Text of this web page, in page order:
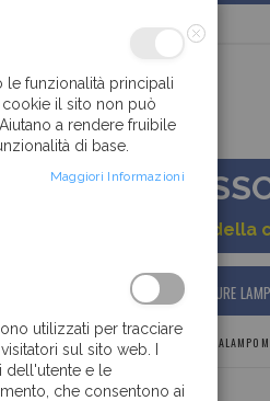
ED ESPERIENZA
Gentile cliente, a causa
ACCESSORI CHIUSURE
LAMPO ACCESSORI TIRALAMPO
le funzionalità principali
il sito non può
a rendere fruibile
di base.
Maggiori Informazioni
utilizzati per tracciare
sul sito web. I
dell'utente e le
che consentono ai